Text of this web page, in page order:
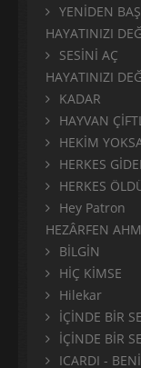
YENİDEN
HAYATINIZI
SESİNİ AÇ
HAYATINIZI
KADAR
HAYVAN
HEKİM
HERKES
HERKES
Hey Patron
HEZÂRFEN
BİLGİN
HİÇ KİMSE
Hilekar
İÇİNDE BİR
İÇİNDE BİR
ICARDI -